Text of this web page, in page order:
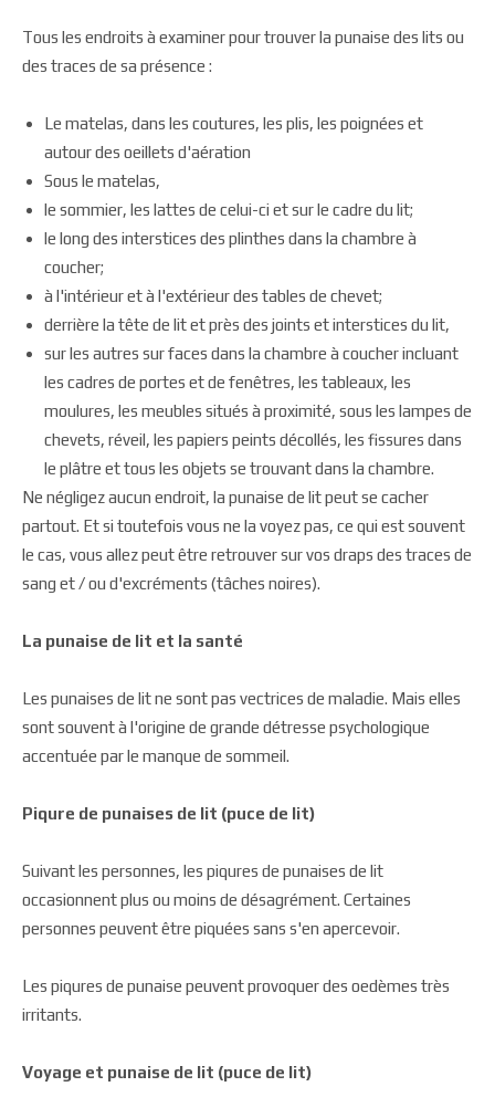
Tous les endroits à examiner pour trouver la punaise des lits ou
des traces de sa présence :
Le matelas, dans les coutures, les plis, les poignées et
autour des oeillets d'aération
Sous le matelas,
le sommier, les lattes de celui-ci et sur le cadre du lit;
le long des interstices des plinthes dans la chambre à
coucher;
à l'intérieur et à l'extérieur des tables de chevet;
derrière la tête de lit et près des joints et interstices du lit,
sur les autres sur faces dans la chambre à coucher incluant
les cadres de portes et de fenêtres, les tableaux, les
moulures, les meubles situés à proximité, sous les lampes de
chevets, réveil, les papiers peints décollés, les fissures dans
le plâtre et tous les objets se trouvant dans la chambre.
Ne négligez aucun endroit, la punaise de lit peut se cacher
partout. Et si toutefois vous ne la voyez pas, ce qui est souvent
le cas, vous allez peut être retrouver sur vos draps des traces de
sang et / ou d'excréments (tâches noires).
La punaise de lit et la santé
Les punaises de lit ne sont pas vectrices de maladie. Mais elles
sont souvent à l'origine de grande détresse psychologique
accentuée par le manque de sommeil.
Piqure de punaises de lit (puce de lit)
Suivant les personnes, les piqures de punaises de lit
occasionnent plus ou moins de désagrément. Certaines
personnes peuvent être piquées sans s'en apercevoir.
Les piqures de punaise peuvent provoquer des oedèmes très
irritants.
Voyage et punaise de lit (puce de lit)